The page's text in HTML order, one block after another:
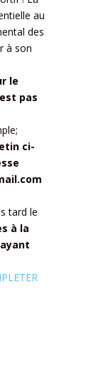
au
des
à son
le
pas
ci-
tard le
à la